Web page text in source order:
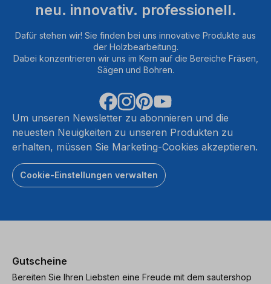
neu. innovativ. professionell.
Dafür stehen wir! Sie finden bei uns innovative Produkte aus
der Holzbearbeitung.
Dabei konzentrieren wir uns im Kern auf die Bereiche Fräsen,
Sägen und Bohren.
Um unseren Newsletter zu abonnieren und die
neuesten Neuigkeiten zu unseren Produkten zu
erhalten, müssen Sie Marketing-Cookies akzeptieren.
Cookie-Einstellungen verwalten
Gutscheine
Bereiten Sie Ihren Liebsten eine Freude mit dem sautershop